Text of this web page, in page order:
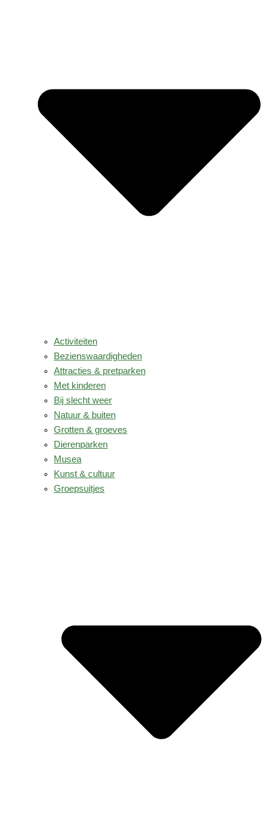
Activiteiten
Bezienswaardigheden
Attracties & pretparken
Met kinderen
Bij slecht weer
Natuur & buiten
Grotten & groeves
Dierenparken
Musea
Kunst & cultuur
Groepsuitjes